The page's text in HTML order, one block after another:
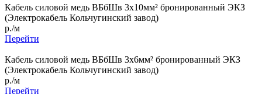
Кабель силовой медь ВБбШв 3x10мм² бронированный ЭКЗ
(Электрокабель Кольчугинский завод)
р./м
Перейти
Кабель силовой медь ВБбШв 3x6мм² бронированный ЭКЗ
(Электрокабель Кольчугинский завод)
р./м
Перейти